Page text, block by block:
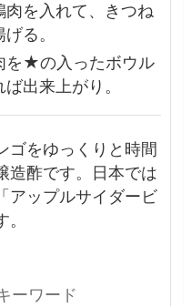
肉を入れて、きつね
る。
を★の入ったボウル
出来上がり。
ゴをゆっくりと時間
造酢です。日本では
アップルサイダービ
ーワード